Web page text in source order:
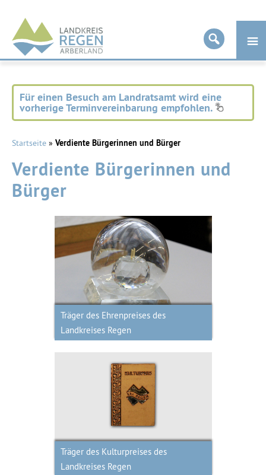
Landkreis
Regen
Für einen Besuch am Landratsamt wird eine
vorherige Terminvereinbarung empfohlen.
Startseite » Verdiente Bürgerinnen und Bürger
Verdiente Bürgerinnen und
Bürger
Träger des Ehrenpreises des
Landkreises Regen
Träger des Ehrenpreises des
Landkreises Regen
Träger des Kulturpreises des
Landkreises Regen
Träger des Kulturpreises des
Landkreises Regen